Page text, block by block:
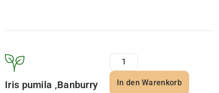
Iris pumila ‚Banburry
In den Warenkorb